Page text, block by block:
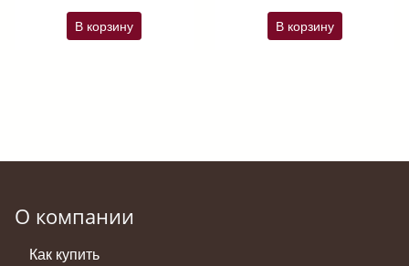
В корзину В корзину
О компании
Как купить